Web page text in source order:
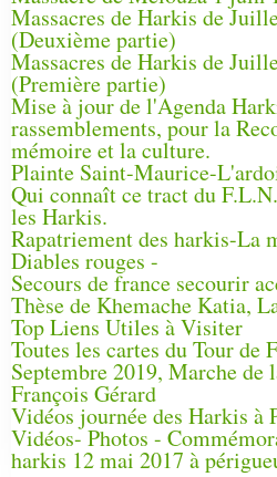
Massacres de Harkis de
(Deuxième partie)
Massacres de Harkis de
(Première partie)
Mise à jour de l'Agenda
rassemblements, pour la
mémoire et la culture.
Plainte Saint-Maurice-
Qui connaît ce tract du
les Harkis.
Rapatriement des harkis-La
Diables rouges -
Secours de france secourir
Thèse de Khemache Katia,
Top Liens Utiles à Visiter
Toutes les cartes du Tour de
Septembre 2019, Marche de
François Gérard
Vidéos journée des Harkis à
Vidéos- Photos -
harkis 12 mai 2017 à